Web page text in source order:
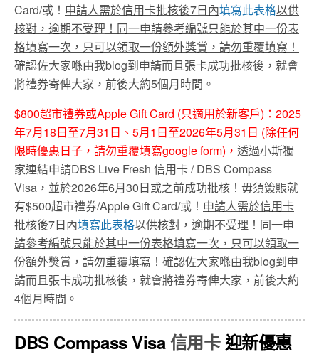
Card/或！ 申請人需於信用卡批核後7日內填寫此表格以供
核對，逾期不受理！同一申請參考編號只能於其中一份表
格填寫一次，只可以領取一份額外獎賞，請勿重覆填寫！
確認佐大家喺由我blog到申請而且張卡成功批核後，就會
將禮券寄俾大家，前後大約5個月時間。
$800超市禮券或Apple Gift Card (只適用於新客戶)：2025
年7月18日至7月31日、5月1日至2026年5月31日 (除任何
限時優惠日子，請勿重覆填寫google form)， 透過小斯獨
家連結申請DBS Live Fresh 信用卡 / DBS Compass
Visa，並於2026年6月30日或之前成功批核！毋須簽賬就
有$500超市禮券/Apple Gift Card/或！ 申請人需於信用卡
批核後7日內填寫此表格以供核對，逾期不受理！同一申
請參考編號只能於其中一份表格填寫一次，只可以領取一
份額外獎賞，請勿重覆填寫！ 確認佐大家喺由我blog到申
請而且張卡成功批核後，就會將禮券寄俾大家，前後大約
4個月時間。
DBS Compass Visa 信用卡迎新優惠